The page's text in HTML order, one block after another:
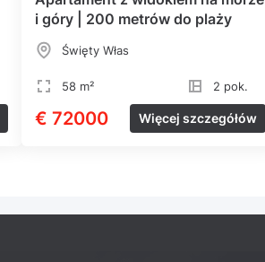
i góry | 200 metrów do plaży
Święty Włas
58 m² 2 pok.
€ 72000 Więcej szczegółów